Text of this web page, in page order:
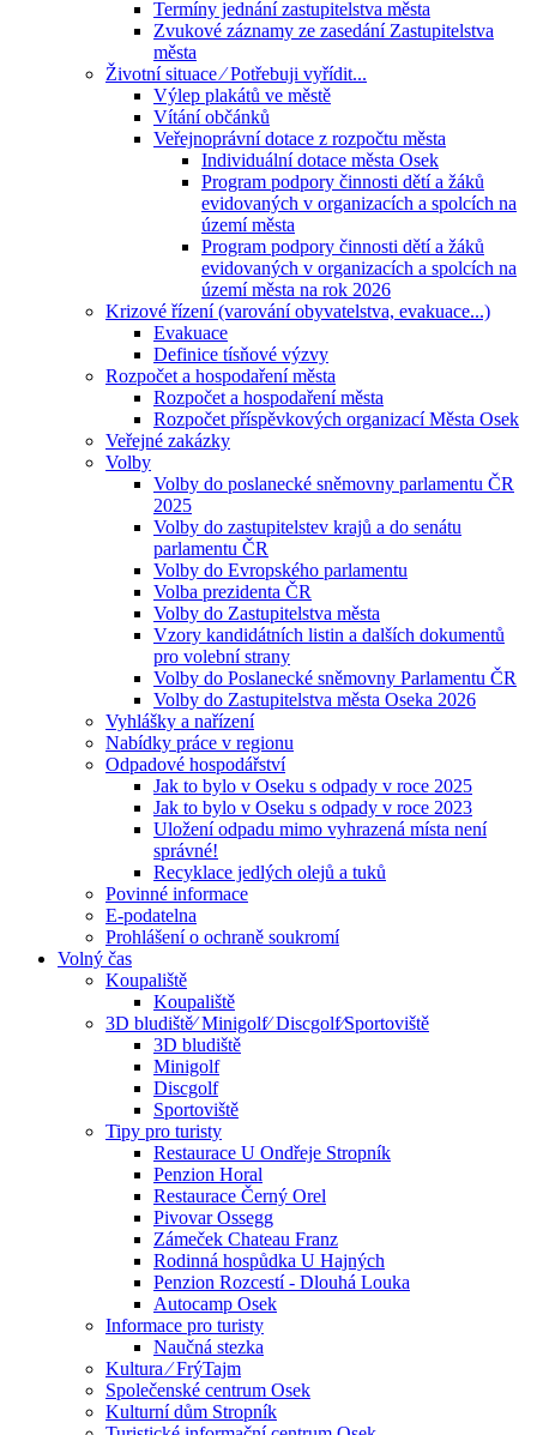
Termíny jednání zastupitelstva města
Zvukové záznamy ze zasedání Zastupitelstva
města
Životní situace ⁄ Potřebuji vyřídit...
Výlep plakátů ve městě
Vítání občánků
Veřejnoprávní dotace z rozpočtu města
Individuální dotace města Osek
Program podpory činnosti dětí a žáků
evidovaných v organizacích a spolcích na
území města
Program podpory činnosti dětí a žáků
evidovaných v organizacích a spolcích na
území města na rok 2026
Krizové řízení (varování obyvatelstva, evakuace...)
Evakuace
Definice tísňové výzvy
Rozpočet a hospodaření města
Rozpočet a hospodaření města
Rozpočet příspěvkových organizací Města Osek
Veřejné zakázky
Volby
Volby do poslanecké sněmovny parlamentu ČR
2025
Volby do zastupitelstev krajů a do senátu
parlamentu ČR
Volby do Evropského parlamentu
Volba prezidenta ČR
Volby do Zastupitelstva města
Vzory kandidátních listin a dalších dokumentů
pro volební strany
Volby do Poslanecké sněmovny Parlamentu ČR
Volby do Zastupitelstva města Oseka 2026
Vyhlášky a nařízení
Nabídky práce v regionu
Odpadové hospodářství
Jak to bylo v Oseku s odpady v roce 2025
Jak to bylo v Oseku s odpady v roce 2023
Uložení odpadu mimo vyhrazená místa není
správné!
Recyklace jedlých olejů a tuků
Povinné informace
E-podatelna
Prohlášení o ochraně soukromí
Volný čas
Koupaliště
Koupaliště
3D bludiště⁄ Minigolf⁄ Discgolf⁄Sportoviště
3D bludiště
Minigolf
Discgolf
Sportoviště
Tipy pro turisty
Restaurace U Ondřeje Stropník
Penzion Horal
Restaurace Černý Orel
Pivovar Ossegg
Zámeček Chateau Franz
Rodinná hospůdka U Hajných
Penzion Rozcestí - Dlouhá Louka
Autocamp Osek
Informace pro turisty
Naučná stezka
Kultura ⁄ FrýTajm
Společenské centrum Osek
Kulturní dům Stropník